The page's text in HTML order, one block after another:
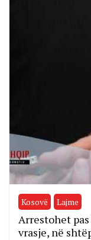
Kosovë Lajme
Arrestohet
vrasje, në